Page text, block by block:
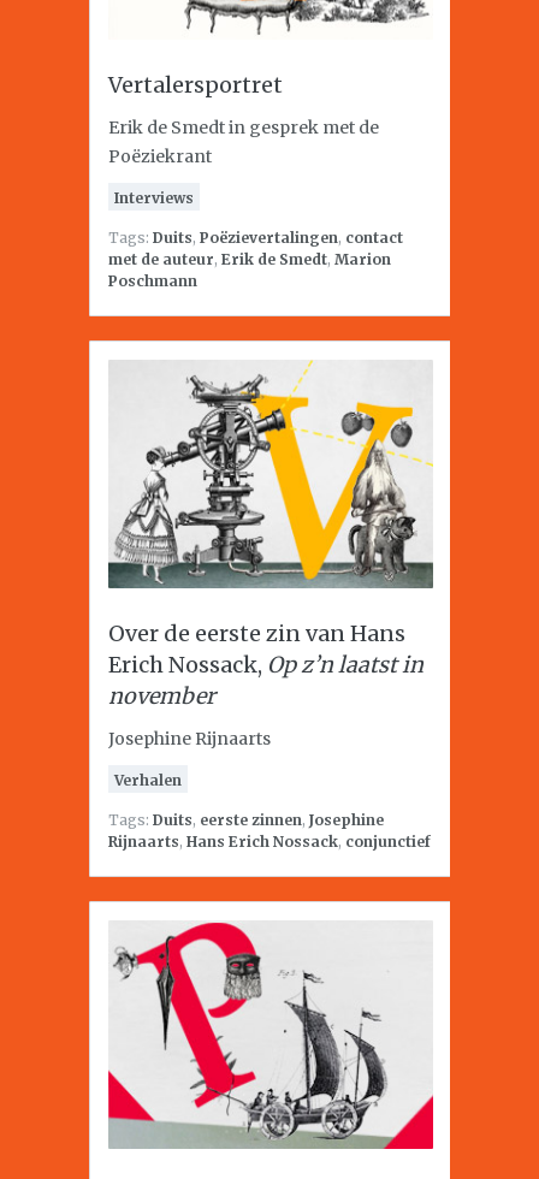
Vertalersportret
Erik de Smedt in gesprek met de
Poëziekrant
Interviews
Tags: Duits, Poëzievertalingen, contact
met de auteur, Erik de Smedt, Marion
Poschmann
Over de eerste zin van Hans
Erich Nossack, Op z’n laatst in
november
Josephine Rijnaarts
Verhalen
Tags: Duits, eerste zinnen, Josephine
Rijnaarts, Hans Erich Nossack, conjunctief